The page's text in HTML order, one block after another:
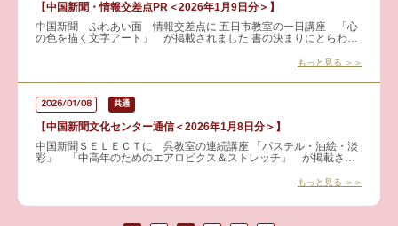
【中国新聞・情報交差点PR＜2026年1月9日分＞】
中国新聞 ふれあい面 情報交差点に 五日市教室の一日講座 「心
の色を描く文字アート」 が掲載されました 書の決まりにとらわれ
もっと見る ＞＞
2026/01/08 共通
【中国新聞文化センター通信＜2026年1月8日分＞】
中国新聞ＳＥＬＥＣＴに 呉教室の連続講座 「パステル・油絵・淡
彩」 「中高年のためのエアロビクス＆ストレッチ」 が掲載され
もっと見る ＞＞